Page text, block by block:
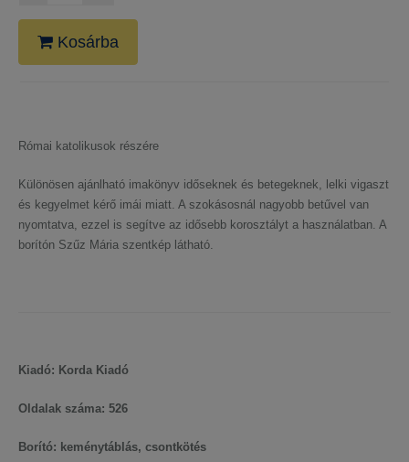
Kosárba
Római katolikusok részére
Különösen ajánlható imakönyv időseknek és betegeknek, lelki vigaszt
és kegyelmet kérő imái miatt. A szokásosnál nagyobb betűvel van
nyomtatva, ezzel is segítve az idősebb korosztályt a használatban. A
borítón Szűz Mária szentkép látható.
Kiadó: Korda Kiadó
Oldalak száma: 526
Borító: keménytáblás, csontkötés